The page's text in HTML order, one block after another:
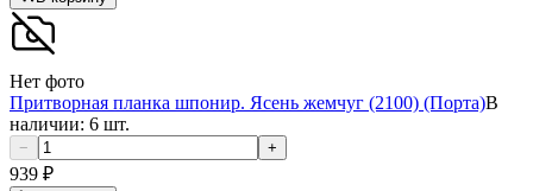
Нет фото
Притворная планка шпонир. Ясень жемчуг (2100) (Порта)В
наличии: 6 шт.
− +
939 ₽